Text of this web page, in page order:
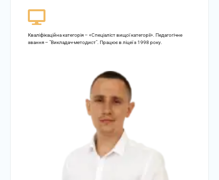
Кваліфікаційна категорія – «Спеціаліст вищої категорії». Педагогічне
звання – "Викладач-методист". Працює в ліцеї з 1998 року.